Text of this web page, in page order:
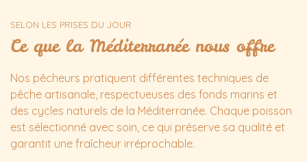
SELON LES PRISES DU JOUR
Ce que la Méditerranée nous offre
Nos pêcheurs pratiquent différentes techniques de
pêche artisanale, respectueuses des fonds marins et
des cycles naturels de la Méditerranée. Chaque poisson
est sélectionné avec soin, ce qui préserve sa qualité et
garantit une fraîcheur irréprochable.